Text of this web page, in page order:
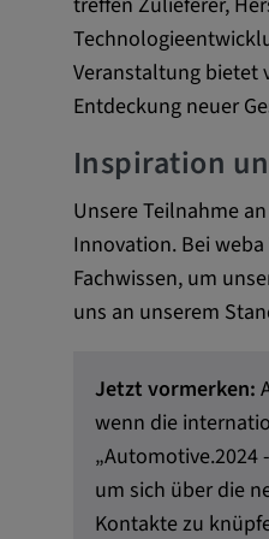
Veranstaltung bietet
Entdeckung neuer
Inspiration
Unsere Teilnahme
Innovation. Bei
Fachwissen, um
uns an unserem
Jetzt vormerken:
wenn die
„Automotive.2024
um sich über die
Kontakte zu
Externe Medien
Notwendig, um
anzuzeigen.
Google Maps
Name:
Anbieter:
Cookie Laufzeit:
Youtube